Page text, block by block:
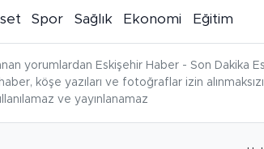
Spor Sağlık Ekonomi Eğitim
yorumlardan Eskişehir Haber - Son Dakika
köşe yazıları ve fotoğraflar izin
ve yayınlanamaz